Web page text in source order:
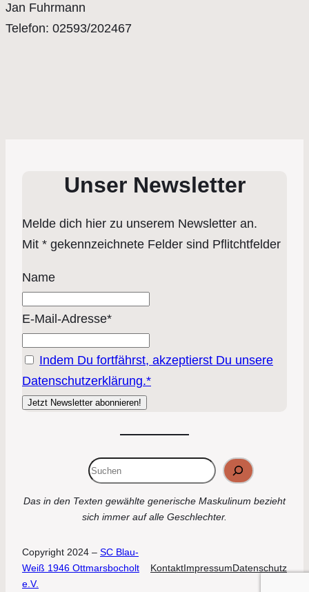
Jan Fuhrmann
Telefon: 02593/202467
Unser Newsletter
Melde dich hier zu unserem Newsletter an.
Mit * gekennzeichnete Felder sind Pflitchtfelder
Name
E-Mail-Adresse*
Indem Du fortfährst, akzeptierst Du unsere
Datenschutzerklärung.*
Das in den Texten gewählte generische Maskulinum bezieht
sich immer auf alle Geschlechter.
Copyright 2024 – SC Blau-
Weiß 1946 Ottmarsbocholt
e.V.
KontaktImpressumDatenschutz